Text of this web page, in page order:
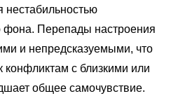
нестабильностью
фона. Перепады настроения
и непредсказуемыми, что
конфликтам с близкими или
общее самочувствие.